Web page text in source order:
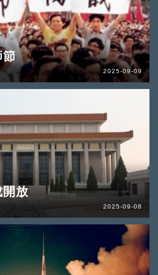
節
2025-09-09
放
2025-09-08